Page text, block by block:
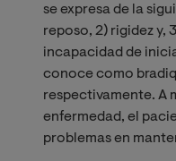
se expresa de la
reposo, 2) rigidez y,
incapacidad de
conoce como
respectivamente. A
enfermedad, el
problemas en